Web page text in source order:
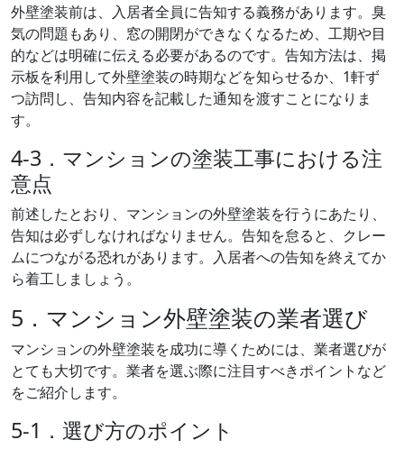
外壁塗装前は、入居者全員に告知する義務があります。臭
気の問題もあり、窓の開閉ができなくなるため、工期や目
的などは明確に伝える必要があるのです。告知方法は、掲
示板を利用して外壁塗装の時期などを知らせるか、1軒ず
つ訪問し、告知内容を記載した通知を渡すことになりま
す。
4-3．マンションの塗装工事における注
意点
前述したとおり、マンションの外壁塗装を行うにあたり、
告知は必ずしなければなりません。告知を怠ると、クレー
ムにつながる恐れがあります。入居者への告知を終えてか
ら着工しましょう。
5．マンション外壁塗装の業者選び
マンションの外壁塗装を成功に導くためには、業者選びが
とても大切です。業者を選ぶ際に注目すべきポイントなど
をご紹介します。
5-1．選び方のポイント